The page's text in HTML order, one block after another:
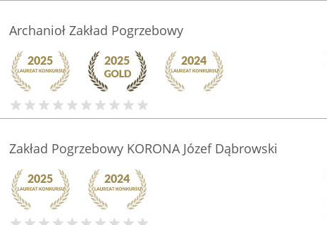
Archanioł Zakład Pogrzebowy
Zakład Pogrzebowy KORONA Józef Dąbrowski